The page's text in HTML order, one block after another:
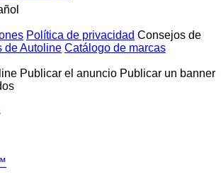
Política de privacidad Consejos de
de Autoline Catálogo de marcas
Publicar el anuncio Publicar un banner